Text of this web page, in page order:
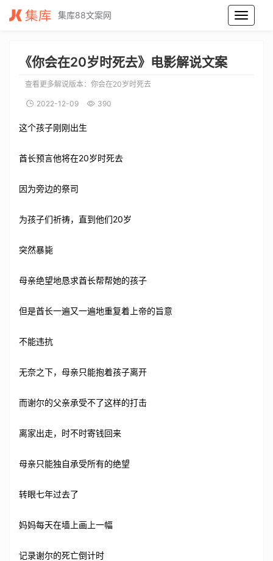
你会在20岁时死去电影解说文案_你会在20岁时死去电影解说词_你会在20岁时死去电影解说稿
集库88文案网
《你会在20岁时死去》电影解说文案
查看更多解说版本： 你会在20岁时死去
2022-12-09 390
这个孩子刚刚出生
酋长预言他将在20岁时死去
因为旁边的祭司
为孩子们祈祷，直到他们20岁
突然暴毙
母亲绝望地恳求酋长帮帮她的孩子
但是酋长一遍又一遍地重复着上帝的旨意
不能违抗
无奈之下，母亲只能抱着孩子离开
而谢尔的父亲承受不了这样的打击
离家出走，时不时寄钱回来
母亲只能独自承受所有的绝望
转眼七年过去了
妈妈每天在墙上画上一幅
记录谢尔的死亡倒计时